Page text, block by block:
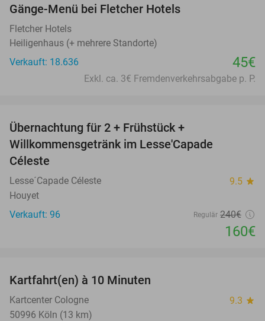
Gänge-Menü bei Fletcher Hotels
Fletcher Hotels
Heiligenhaus (+ mehrere Standorte)
Verkauft: 18.636
45€
Exkl. ca. 3€ Fremdenverkehrsabgabe p. P.
Übernachtung für 2 + Frühstück +
Willkommensgetränk im Lesse'Capade
Céleste
Lesse´Capade Céleste 9.5 star
Houyet
Verkauft: 96
Regulär 240€
160€
Kartfahrt(en) à 10 Minuten
Kartcenter Cologne 9.3 star
50996 Köln (13 km)